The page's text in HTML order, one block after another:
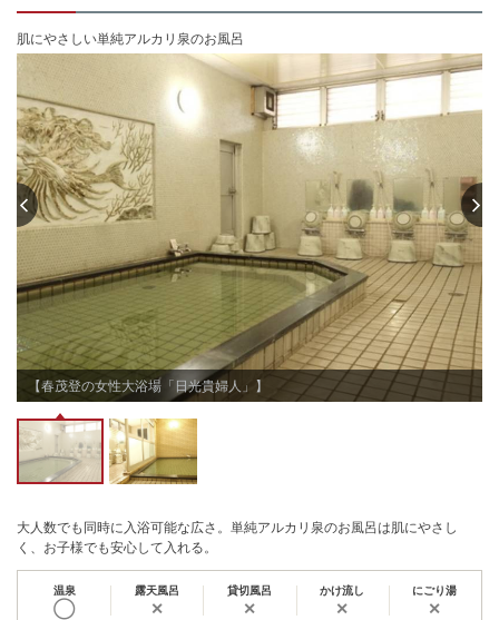
肌にやさしい単純アルカリ泉のお風呂
【春茂登の女性大浴場「日光貴婦人」】
大人数でも同時に入浴可能な広さ。単純アルカリ泉のお風呂は肌にやさし
く、お子様でも安心して入れる。
温泉
◯
露天風呂
✕
貸切風呂
✕
かけ流し
✕
にごり湯
✕